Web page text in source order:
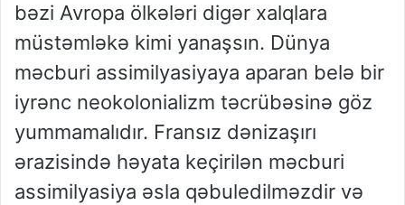
bəzi Avropa ölkələri digər xalqlara
müstəmləkə kimi yanaşsın. Dünya
məcburi assimilyasiyaya aparan belə bir
iyrənc neokolonializm təcrübəsinə göz
yummamalıdır. Fransız dənizaşırı
ərazisində həyata keçirilən məcburi
assimilyasiya əsla qəbuledilməzdir və